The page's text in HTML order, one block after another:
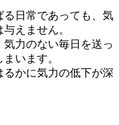
日常であっても、気
えません。
力のない毎日を送っ
います。
かに気力の低下が深